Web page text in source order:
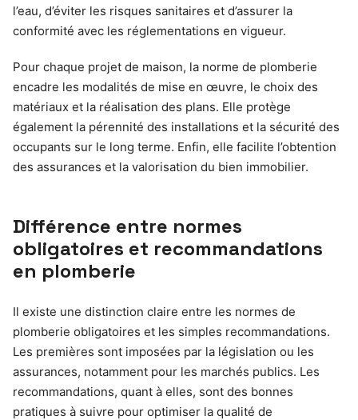
l’eau, d’éviter les risques sanitaires et d’assurer la
conformité avec les réglementations en vigueur.
Pour chaque projet de maison, la norme de plomberie
encadre les modalités de mise en œuvre, le choix des
matériaux et la réalisation des plans. Elle protège
également la pérennité des installations et la sécurité des
occupants sur le long terme. Enfin, elle facilite l’obtention
des assurances et la valorisation du bien immobilier.
Différence entre normes
obligatoires et recommandations
en plomberie
Il existe une distinction claire entre les normes de
plomberie obligatoires et les simples recommandations.
Les premières sont imposées par la législation ou les
assurances, notamment pour les marchés publics. Les
recommandations, quant à elles, sont des bonnes
pratiques à suivre pour optimiser la qualité de